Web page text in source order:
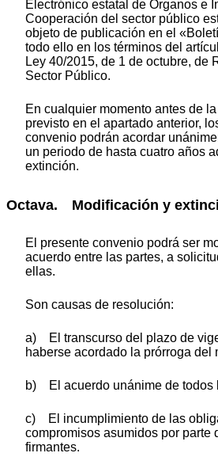
Electrónico estatal de Órganos e
Cooperación del sector público
objeto de publicación en el
todo ello en los términos del
Ley 40/2015, de 1 de octubre, de
Sector Público.
En cualquier momento antes de
previsto en el apartado anterior,
convenio podrán acordar
un periodo de hasta cuatro años
extinción.
Octava. Modificación y
El presente convenio podrá ser
acuerdo entre las partes, a
ellas.
Son causas de resolución:
a) El transcurso del plazo de
haberse acordado la prórroga del
b) El acuerdo unánime de todos
c) El incumplimiento de las
compromisos asumidos por parte
firmantes.